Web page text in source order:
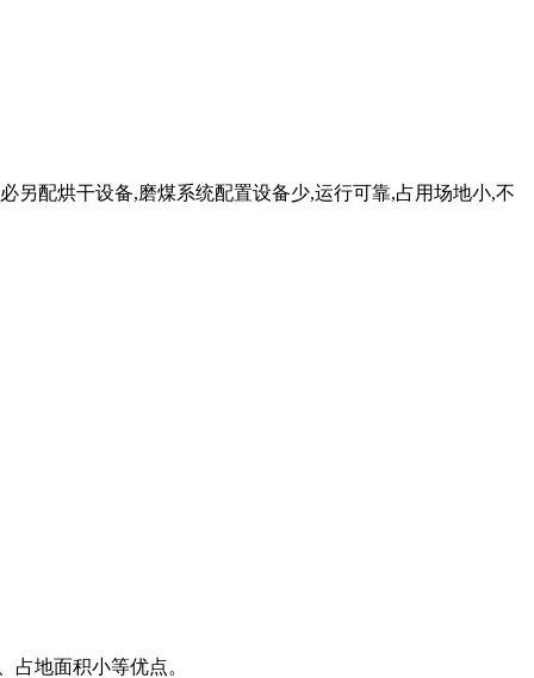
另配烘干设备,磨煤系统配置设备少,运行可靠,占用场地小,不
占地面积小等优点。